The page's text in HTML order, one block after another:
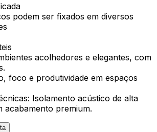
podem ser fixados em diversos
acolhedores e elegantes, com
foco e produtividade em espaços
Isolamento acústico de alta
acabamento premium.